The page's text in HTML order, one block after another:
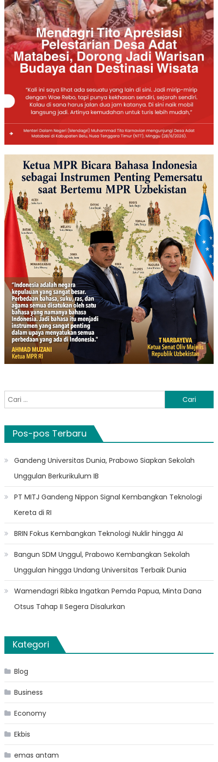
Cari
untuk:
Pos-pos Terbaru
Gandeng Universitas Dunia, Prabowo Siapkan Sekolah
Unggulan Berkurikulum IB
PT MITJ Gandeng Nippon Signal Kembangkan Teknologi
Kereta di RI
BRIN Fokus Kembangkan Teknologi Nuklir hingga AI
Bangun SDM Unggul, Prabowo Kembangkan Sekolah
Unggulan hingga Undang Universitas Terbaik Dunia
Wamendagri Ribka Ingatkan Pemda Papua, Minta Dana
Otsus Tahap II Segera Disalurkan
Kategori
Blog
Business
Economy
Ekbis
emas antam